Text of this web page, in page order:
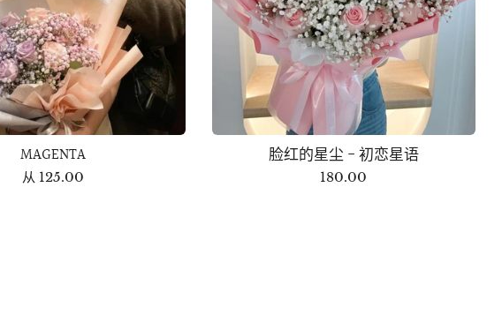
MAGENTA
从 125.00
脸红的星尘 - 初恋星语
180.00